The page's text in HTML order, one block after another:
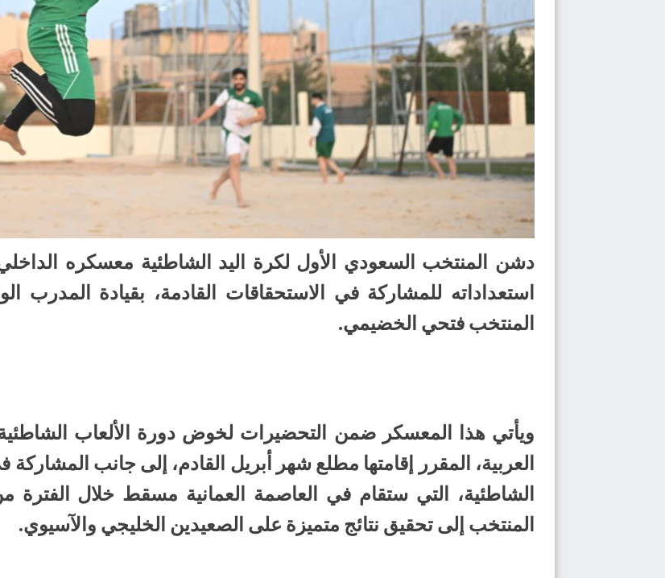
دشن المنتخب السعودي الأول لكرة اليد الشاطئية معسكره
استعداداته للمشاركة في الاستحقاقات القادمة، بقيادة
المنتخب فتحي الخضيمي.
ويأتي هذا المعسكر ضمن التحضيرات لخوض دورة الألعاب الشاطئية
العربية، المقرر إقامتها مطلع شهر أبريل القادم، إلى جانب المشاركة
المنتخب إلى تحقيق نتائج متميزة على الصعيدين الخليجي والآسيوي.